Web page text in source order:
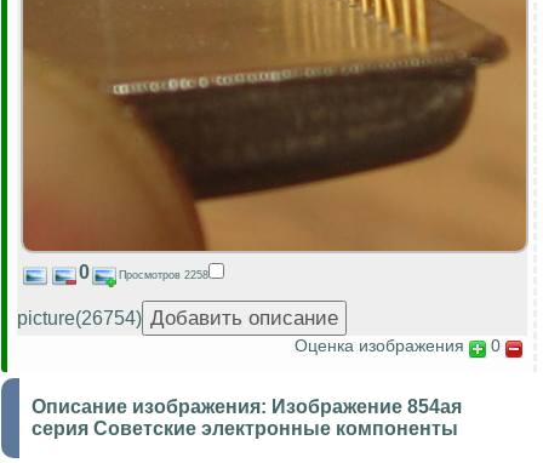
0 Просмотров 2258
picture(26754)
Оценка изображения 0
Описание изображения: Изображение 854ая
серия Советские электронные компоненты